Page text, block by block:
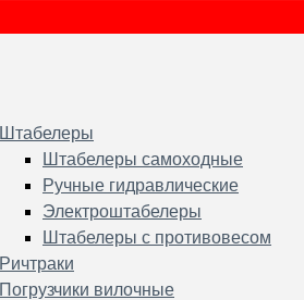
Штабелеры
Штабелеры самоходные
Ручные гидравлические
Электроштабелеры
Штабелеры с противовесом
Ричтраки
Погрузчики вилочные